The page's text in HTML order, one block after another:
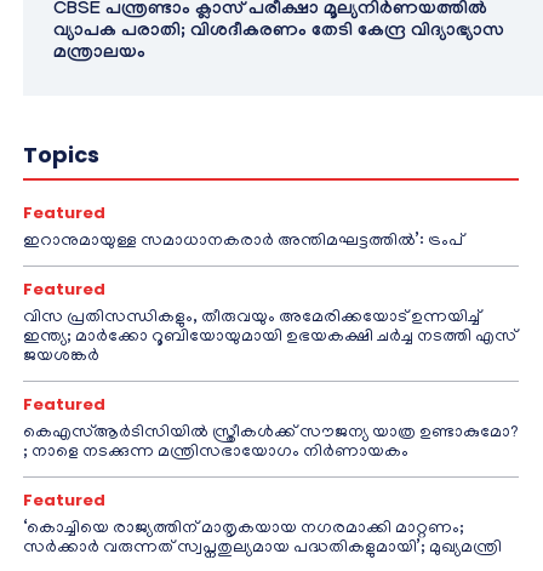
CBSE പന്ത്രണ്ടാം ക്ലാസ് പരീക്ഷാ മൂല്യനിർണയത്തിൽ
വ്യാപക പരാതി; വിശദീകരണം തേടി കേന്ദ്ര വിദ്യാഭ്യാസ
മന്ത്രാലയം
Topics
Featured
ഇറാനുമായുള്ള സമാധാനകരാർ അന്തിമഘട്ടത്തിൽ‌’: ട്രംപ്
Featured
വിസ പ്രതിസന്ധികളും, തീരുവയും അമേരിക്കയോട് ഉന്നയിച്ച്
ഇന്ത്യ; മാർക്കോ റൂബിയോയുമായി ഉഭയകക്ഷി ചർച്ച നടത്തി എസ്
ജയശങ്കർ
Featured
കെഎസ്ആർടിസിയിൽ സ്ത്രീകൾക്ക് സൗജന്യ യാത്ര ഉണ്ടാകുമോ?
; നാളെ നടക്കുന്ന മന്ത്രിസഭായോഗം നിർണായകം
Featured
‘കൊച്ചിയെ രാജ്യത്തിന് മാതൃകയായ നഗരമാക്കി മാറ്റണം;
സർക്കാർ വരുന്നത് സ്വപ്നതുല്യമായ പദ്ധതികളുമായി’; മുഖ്യമന്ത്രി